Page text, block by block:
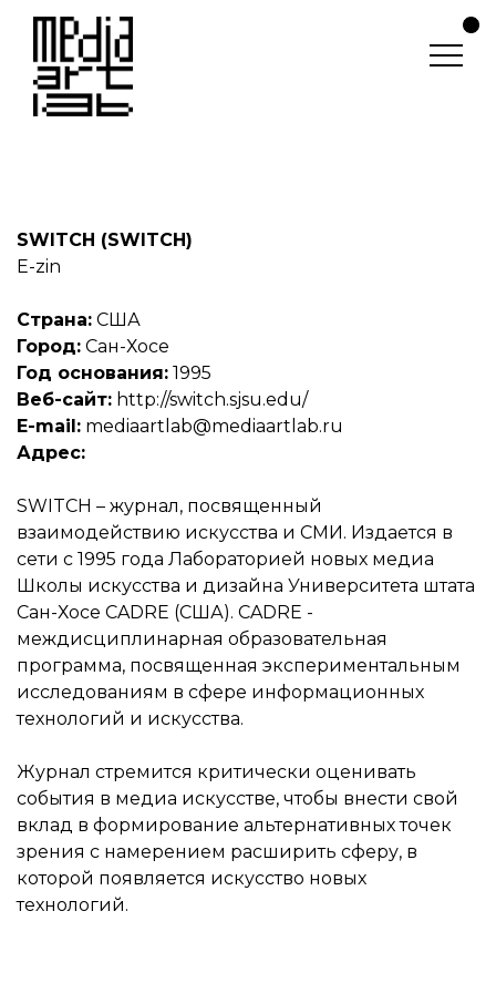
SWITCH (SWITCH)
E-zin
Страна: США
Город: Сан-Хосе
Год основания: 1995
Веб-сайт: http://switch.sjsu.edu/
E-mail: mediaartlab@mediaartlab.ru
Адрес:
SWITCH – журнал, посвященный
взаимодействию искусства и СМИ. Издается в
сети с 1995 года Лабораторией новых медиа
Школы искусства и дизайна Университета штата
Сан-Хосе CADRE (США). CADRE -
междисциплинарная образовательная
программа, посвященная экспериментальным
исследованиям в сфере информационных
технологий и искусства.
Журнал стремится критически оценивать
события в медиа искусстве, чтобы внести свой
вклад в формирование альтернативных точек
зрения с намерением расширить сферу, в
которой появляется искусство новых
технологий.